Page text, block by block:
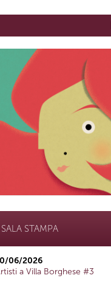
SALA STAMPA
06/2026
a Villa Borghese #3